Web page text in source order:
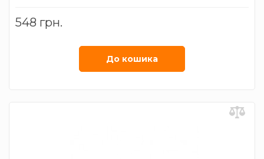
548 грн.
До кошика